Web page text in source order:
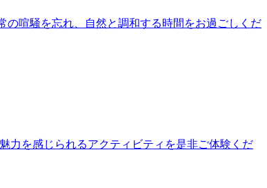
喧騒を忘れ、自然と調和する時間をお過ごしくだ
力を感じられるアクティビティを是非ご体験くだ